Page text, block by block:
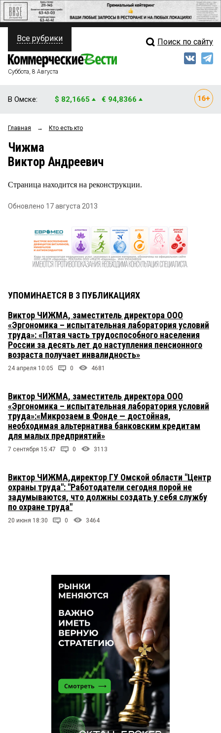
ПОЛИТИКА
ФИНАНСЫ
ОБЩЕСТВО
ЗАКОН
Свежий выпуск
Все рубрики Поиск по сайту
Суббота, 8 Августа
В Омске: $ 82,1665 € 94,8366
Главная → Кто есть кто
Чижма
Виктор Андреевич
Страница находится на реконструкции.
Обновлено 17 августа 2013
УПОМИНАЕТСЯ В 3 ПУБЛИКАЦИЯХ
Виктор ЧИЖМА, заместитель директора ООО
«Эргономика – испытательная лаборатория условий
труда»: «Пятая часть трудоспособного населения
России за десять лет до наступления пенсионного
возраста получает инвалидность»
24 апреля 10:05 0 4681
Виктор ЧИЖМА, заместитель директора ООО
«Эргономика – испытательная лаборатория условий
труда»:«Микрозаем в Фонде — достойная,
необходимая альтернатива банковским кредитам
для малых предприятий»
7 сентября 15:47 0 3113
Виктор ЧИЖМА,директор ГУ Омской области "Центр
охраны труда": "Работодатели сегодня порой не
задумываются, что должны создать у себя службу
по охране труда"
20 июня 18:30 0 3464